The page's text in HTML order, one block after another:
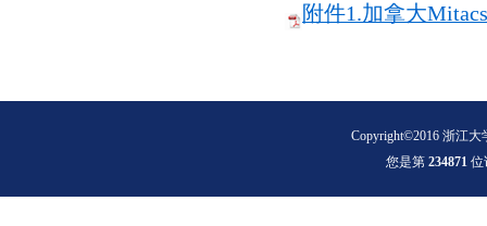
附件1.加拿大
Copyright©2016 浙江大
您是第234871 位